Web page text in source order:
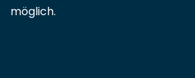
möglich.